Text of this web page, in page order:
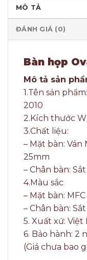
MÔ TẢ
ĐÁNH GIÁ (0)
Bàn họp
Mô tả sản
1.Tên sản
2010
2.Kích thước
3.Chất liệu:
– Mặt bàn: Ván
25mm
– Chân bàn:
4.Màu sắc
– Mặt bàn:
– Chân bàn:
5. Xuất xứ: Việt
6. Bảo hành: 2
(Giá chưa bao